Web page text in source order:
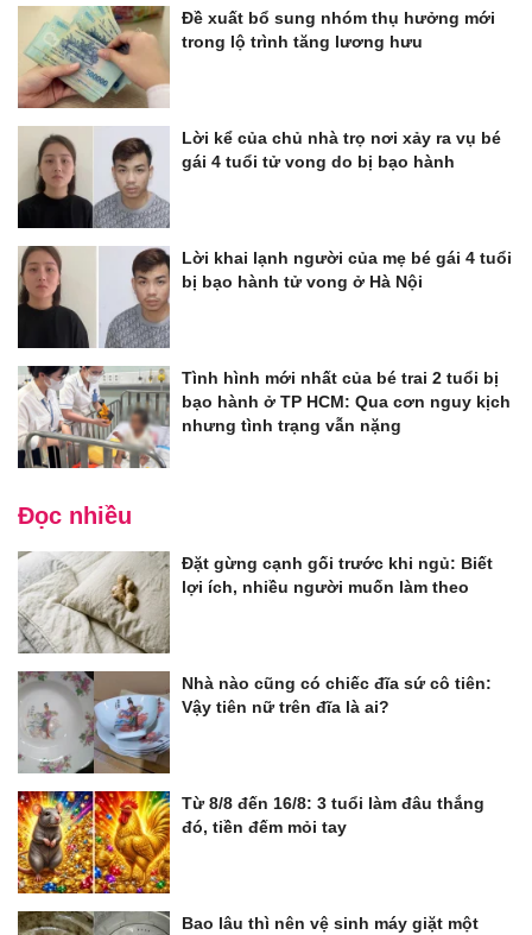
Đề xuất bổ sung nhóm thụ hưởng mới
trong lộ trình tăng lương hưu
Lời kể của chủ nhà trọ nơi xảy ra vụ bé
gái 4 tuổi tử vong do bị bạo hành
Lời khai lạnh người của mẹ bé gái 4 tuổi
bị bạo hành tử vong ở Hà Nội
Tình hình mới nhất của bé trai 2 tuổi bị
bạo hành ở TP HCM: Qua cơn nguy kịch
nhưng tình trạng vẫn nặng
Đọc nhiều
Đặt gừng cạnh gối trước khi ngủ: Biết
lợi ích, nhiều người muốn làm theo
Nhà nào cũng có chiếc đĩa sứ cô tiên:
Vậy tiên nữ trên đĩa là ai?
Từ 8/8 đến 16/8: 3 tuổi làm đâu thắng
đó, tiền đếm mỏi tay
Bao lâu thì nên vệ sinh máy giặt một